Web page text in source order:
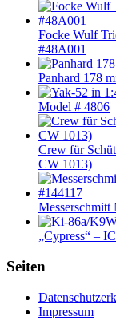
Focke Wulf
#48A001
Panhard 178
Model # 4806
Crew für
CW 1013)
„Cypress“ –
Seiten
Impressum